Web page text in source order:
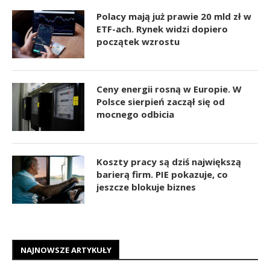
Polacy mają już prawie 20 mld zł w
ETF-ach. Rynek widzi dopiero
początek wzrostu
Ceny energii rosną w Europie. W
Polsce sierpień zaczął się od
mocnego odbicia
Koszty pracy są dziś największą
barierą firm. PIE pokazuje, co
jeszcze blokuje biznes
NAJNOWSZE ARTYKUŁY